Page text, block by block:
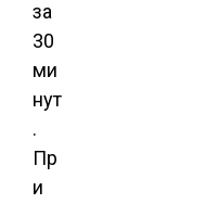
за
30
ми
нут
.
Пр
и